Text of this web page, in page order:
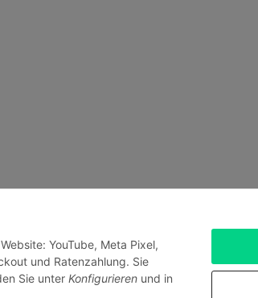
YouTube, Meta Pixel,
und Ratenzahlung. Sie
Sie unter Konfigurieren und in